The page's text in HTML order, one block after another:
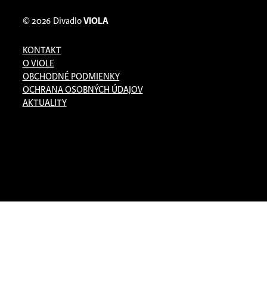
© 2026 DivadloVIOLA
KONTAKT
O VIOLE
OBCHODNÉ PODMIENKY
OCHRANA OSOBNÝCH ÚDAJOV
AKTUALITY